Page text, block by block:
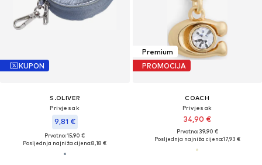
KUPON
S.OLIVER
Privjesak
9,81 €
Prvotno: 15,90 €
Posljednja najniža cijena:8,18 €
Premium
PROMOCIJA
COACH
Privjesak
34,90 €
Prvotno: 39,90 €
Posljednja najniža cijena:17,93 €